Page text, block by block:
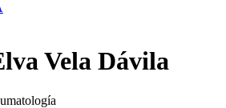
Vela Dávila